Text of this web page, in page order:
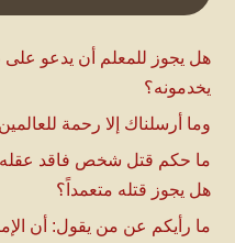
هل يجوز للمعلم أن يدعو على
يخدمونه؟
وما أرسلناك إلا رحمة للعالمين
ما حكم قتل شخص فاقد
هل يجوز قتله متعمداً؟
ما رأيكم عن من يقول: أن